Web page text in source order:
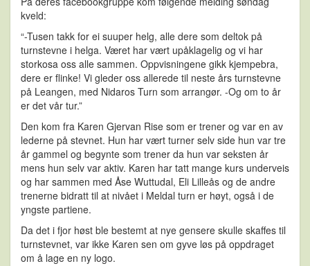
kveld:
“-Tusen takk for ei suuper helg, alle dere som deltok på
turnstevne i helga. Været har vært upåklagelig og vi har
storkosa oss alle sammen. Oppvisningene gikk kjempebra,
dere er flinke! Vi gleder oss allerede til neste års turnstevne
på Leangen, med Nidaros Turn som arrangør. -Og om to år
er det vår tur.”
Den kom fra Karen Gjervan Rise som er trener og var en av
lederne på stevnet. Hun har vært turner selv side hun var tre
år gammel og begynte som trener da hun var seksten år
mens hun selv var aktiv. Karen har tatt mange kurs underveis
og har sammen med Åse Wuttudal, Eli Lilleås og de andre
trenerne bidratt til at nivået i Meldal turn er høyt, også i de
yngste partiene.
Da det i fjor høst ble bestemt at nye gensere skulle skaffes til
turnstevnet, var ikke Karen sen om gyve løs på oppdraget
om å lage en ny logo.